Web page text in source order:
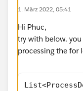
1. März 2022, 05:41
Hi Phuc,
try with below.
processing the for